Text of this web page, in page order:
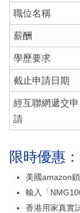
職位名稱
薪酬
學歷要求
截止申請日期
經互聯網遞交申
請
限時優惠
美國amazon
輸入「
香港用家真實